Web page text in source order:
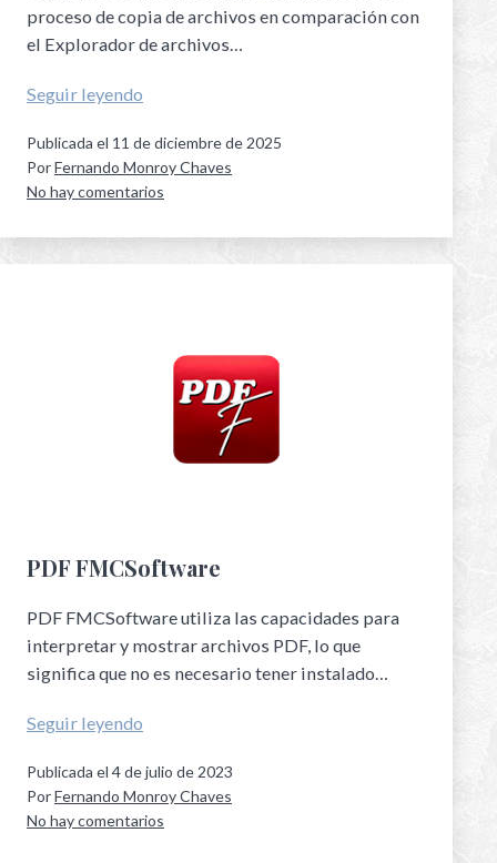
proceso de copia de archivos en comparación con
el Explorador de archivos…
Seguir leyendo
Publicada el 11 de diciembre de 2025
PorFernando Monroy Chaves
No hay comentarios
PDF FMCSoftware
PDF FMCSoftware utiliza las capacidades para
interpretar y mostrar archivos PDF, lo que
significa que no es necesario tener instalado…
Seguir leyendo
Publicada el 4 de julio de 2023
PorFernando Monroy Chaves
No hay comentarios